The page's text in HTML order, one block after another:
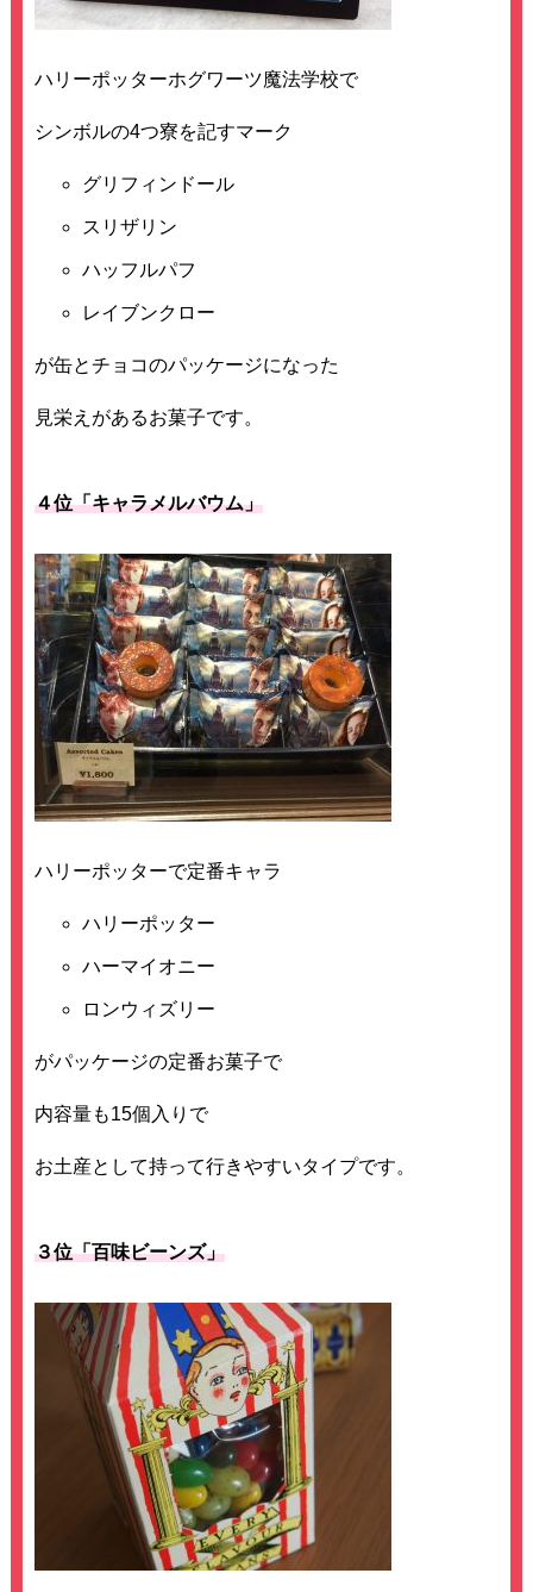
ハリーポッターホグワーツ魔法学校で
シンボルの4つ寮を記すマーク
グリフィンドール
スリザリン
ハッフルパフ
レイブンクロー
が缶とチョコのパッケージになった
見栄えがあるお菓子です。
４位「キャラメルバウム」
ハリーポッターで定番キャラ
ハリーポッター
ハーマイオニー
ロンウィズリー
がパッケージの定番お菓子で
内容量も15個入りで
お土産として持って行きやすいタイプです。
３位「百味ビーンズ」